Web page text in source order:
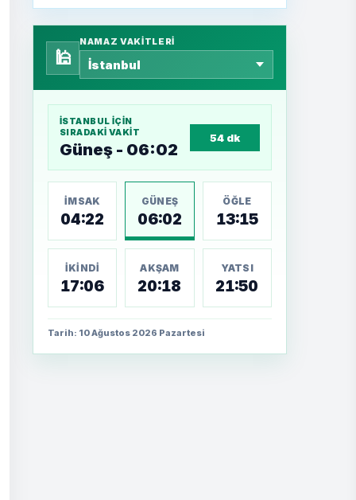
🕌
NAMAZ VAKITLERI
İSTANBUL IÇIN
SIRADAKI VAKIT
Güneş - 06:02
54 dk
İMSAK
04:22
GÜNEŞ
06:02
ÖĞLE
13:15
İKINDI
17:06
AKŞAM
20:18
YATSI
21:50
Tarih: 10 Ağustos 2026 Pazartesi